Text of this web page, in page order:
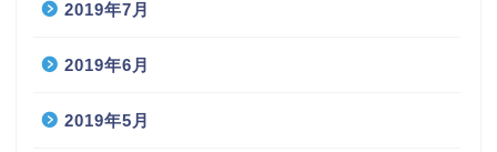
2019年7月
2019年6月
2019年5月